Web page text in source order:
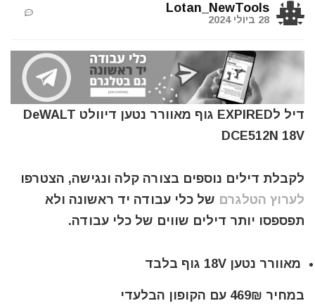
Lotan_NewTools
28 ביולי 2024
דיל לEXPIRED גוף מאוורר נטען דיוולט DeWALT
DCE512N 18V
לקבלת דילים נוספים בצורה קלה ונגישה, הצטרפו
לערוץ הטלגרם של כלי עבודה יד ראשונה ולא
תפספסו יותר דילים שווים של כלי עבודה.
מאוורר נטען 18V גוף בלבד
במחיר 469₪ עם הקופון הבלעדי